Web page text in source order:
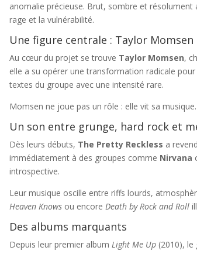
anomalie précieuse. Brut, sombre et résolument
rage et la vulnérabilité.
Une figure centrale : Taylor Momsen
Au cœur du projet se trouve Taylor Momsen,
elle a su opérer une transformation radicale
textes du groupe avec une intensité rare.
Momsen ne joue pas un rôle : elle vit sa
Un son entre grunge, hard rock et
Dès leurs débuts, The Pretty Reckless a
immédiatement à des groupes comme Nirvana
introspective.
Leur musique oscille entre riffs lourds,
Heaven Knowsou encore Death by Rock and Roll
Des albums marquants
Depuis leur premier album Light Me Up(2010), le